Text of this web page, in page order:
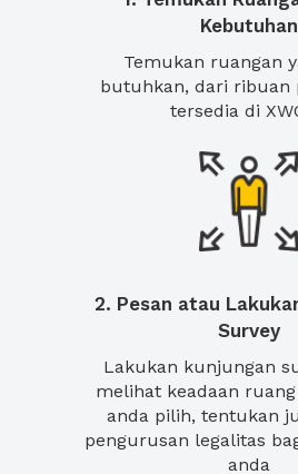
Kebutuhan
Temukan ruangan
butuhkan, dari ribuan
tersedia di
2. Pesan atau
Survey
Lakukan kunjungan
melihat keadaan
anda pilih, tentukan
pengurusan legalitas
anda